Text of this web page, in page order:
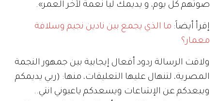
صوتهم كل يوم، و يديمك ليا نعمة لآخر العمر».
إقرأ أيضاً: ما الذي يجمع بين نادين نجيم وسلافة
معمار؟
ولاقت الرسالة ردود أفعال إيجابية بين جمهور النجمة
المصرية، لتنهال عليها التعليقات، منها: (‏‎ربي يديمكم
ويبعدكم عن الإشاعات ويسعدكم ياعيوني انتي..